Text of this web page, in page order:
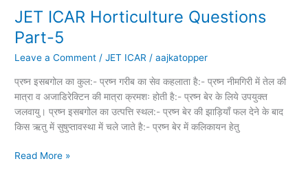
JET ICAR Horticulture Questions
Part-5
Leave a Comment /JET ICAR /aajkatopper
प्रष्न इसबगोल का कुल:- प्रष्न गरीब का सेव कहलाता है:- प्रष्न नीमगिरी में तेल की
मात्रा व अजाडिरेक्टिन की मात्रा क्रमशः होती है:- प्रष्न बेर के लिये उपयुक्त
जलवायु। प्रष्न इसबगोल का उत्पत्ति स्थल:- प्रष्न बेर की झाड़ियाँ फल देने के बाद
किस ऋतु में सुषुप्तावस्था में चले जाते है:- प्रष्न बेर में कलिकायन हेतु
JET
ICAR
Horticulture
Questions
5
Read More »